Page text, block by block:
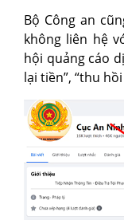
Bộ Công an
không liên hệ
hội quảng cáo
lại tiền”, “thu